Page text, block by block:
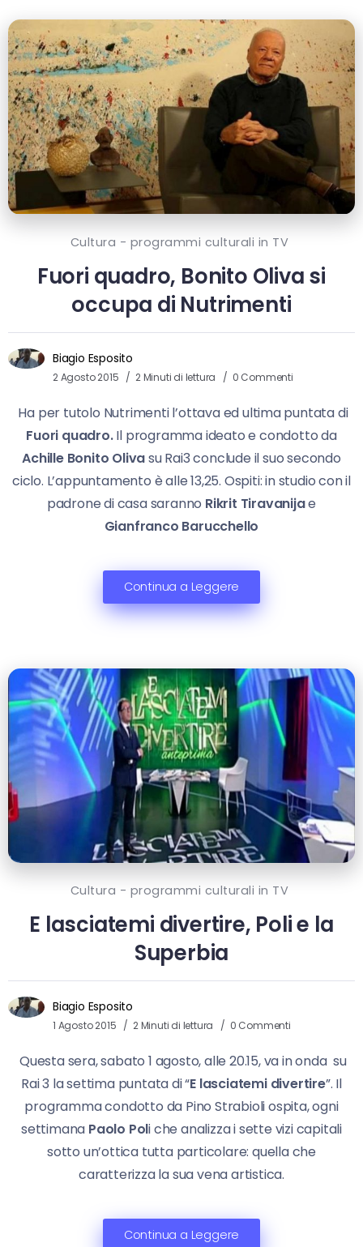
Cultura - programmi culturali in TV
Fuori quadro, Bonito Oliva si
occupa di Nutrimenti
Biagio Esposito
2 Agosto 2015 2 Minuti di lettura 0 Commenti
Ha per tutolo Nutrimenti l’ottava ed ultima puntata di
Fuori quadro.Il programma ideato e condotto da
Achille Bonito Olivasu Rai3 conclude il suo secondo
ciclo. L’appuntamento è alle 13,25. Ospiti: in studio con il
padrone di casa saranno Rikrit Tiravanijae
Gianfranco Barucchello
Continua a Leggere
Cultura - programmi culturali in TV
E lasciatemi divertire, Poli e la
Superbia
Biagio Esposito
1 Agosto 2015 2 Minuti di lettura 0 Commenti
Questa sera, sabato 1 agosto, alle 20.15, va in onda su
Rai 3 la settima puntata di “E lasciatemi divertire”. Il
programma condotto da Pino Strabioli ospita, ogni
settimana Paolo Poli che analizza i sette vizi capitali
sotto un’ottica tutta particolare: quella che
caratterizza la sua vena artistica.
Continua a Leggere